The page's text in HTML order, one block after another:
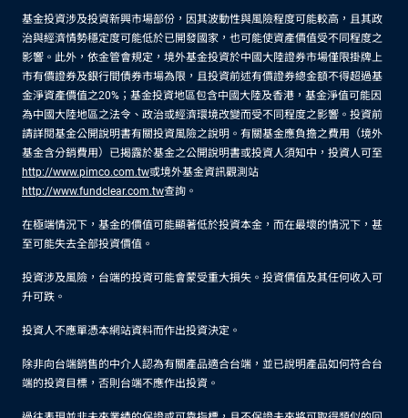
基金投資涉及投資新興市場部份，因其波動性與風險程度可能較高，且其政
治與經濟情勢穩定度可能低於已開發國家，也可能使資產價值受不同程度之
影響。此外，依金管會規定，境外基金投資於中國大陸證券市場僅限掛牌上
市有價證券及銀行間債券市場為限，且投資前述有價證券總金額不得超過基
金淨資產價值之20%；基金投資地區包含中國大陸及香港，基金淨值可能因
為中國大陸地區之法令、政治或經濟環境改變而受不同程度之影響。投資前
請詳閱基金公開說明書有關投資風險之說明。有關基金應負擔之費用（境外
基金含分銷費用）已揭露於基金之公開說明書或投資人須知中，投資人可至
http://www.pimco.com.tw或境外基金資訊觀測站
http://www.fundclear.com.tw查詢。
在極端情況下，基金的價值可能顯著低於投資本金，而在最壞的情況下，甚
至可能失去全部投資價值。
投資涉及風險，台端的投資可能會蒙受重大損失。投資價值及其任何收入可
升可跌。
投資人不應單憑本網站資料而作出投資決定。
除非向台端銷售的中介人認為有關產品適合台端，並已說明產品如何符合台
端的投資目標，否則台端不應作出投資。